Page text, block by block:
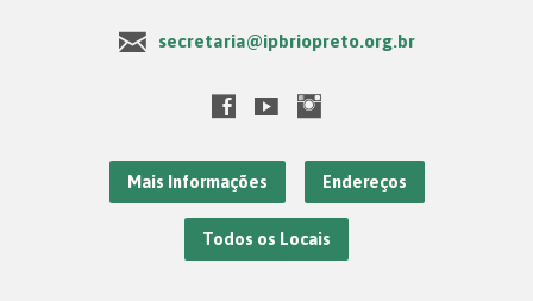
secretaria@ipbriopreto.org.br
Mais Informações Endereços
Todos os Locais